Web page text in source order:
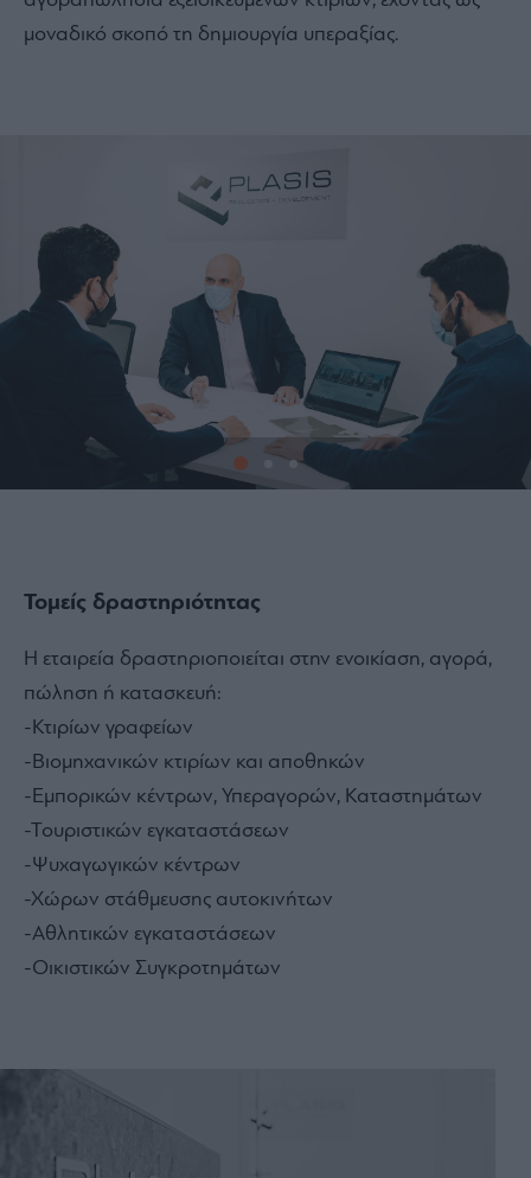
μοναδικό σκοπό τη δημιουργία υπεραξίας.
Τομείς δραστηριότητας
Η εταιρεία δραστηριοποιείται στην ενοικίαση, αγορά,
πώληση ή κατασκευή:
-Κτιρίων γραφείων
-Βιομηχανικών κτιρίων και αποθηκών
-Εμπορικών κέντρων, Υπεραγορών, Καταστημάτων
-Τουριστικών εγκαταστάσεων
-Ψυχαγωγικών κέντρων
-Χώρων στάθμευσης αυτοκινήτων
-Αθλητικών εγκαταστάσεων
-Οικιστικών Συγκροτημάτων